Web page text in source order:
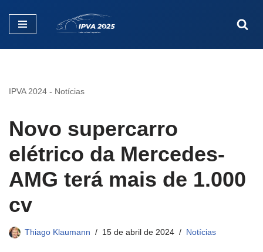
Pular
IPVA 2024 - Notícias
Novo supercarro
elétrico da Mercedes-
AMG terá mais de 1.000
cv
Thiago Klaumann 15 de abril de 2024 Notícias